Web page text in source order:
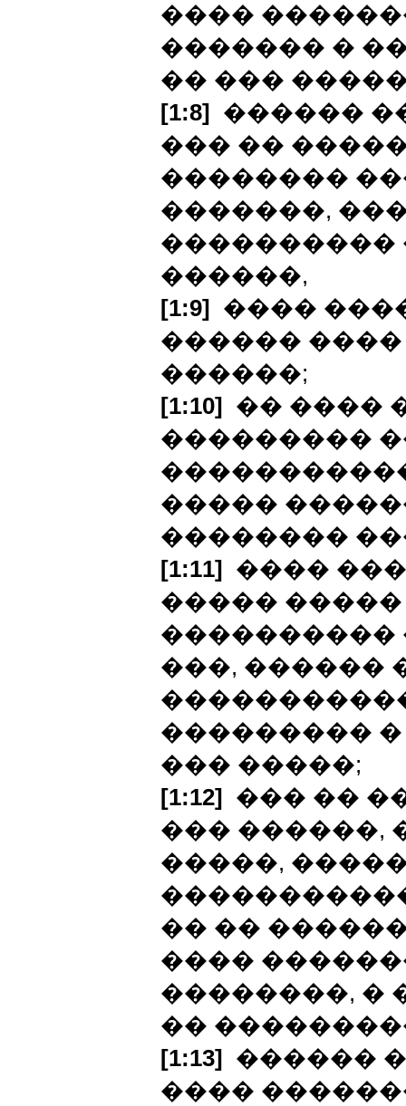
����
������� �
�� ���
[1:8] ������
��� ��
��������
�������,
����������
������,
[1:9] ����
������
������;
[1:10] �� ����
���������
�����
��������
[1:11] ����
�����
����������
���, ������
���������
��� �����;
[1:12] ��� ��
��� ������,
�����,
�� ��
����
��������, �
��
[1:13] ������
����